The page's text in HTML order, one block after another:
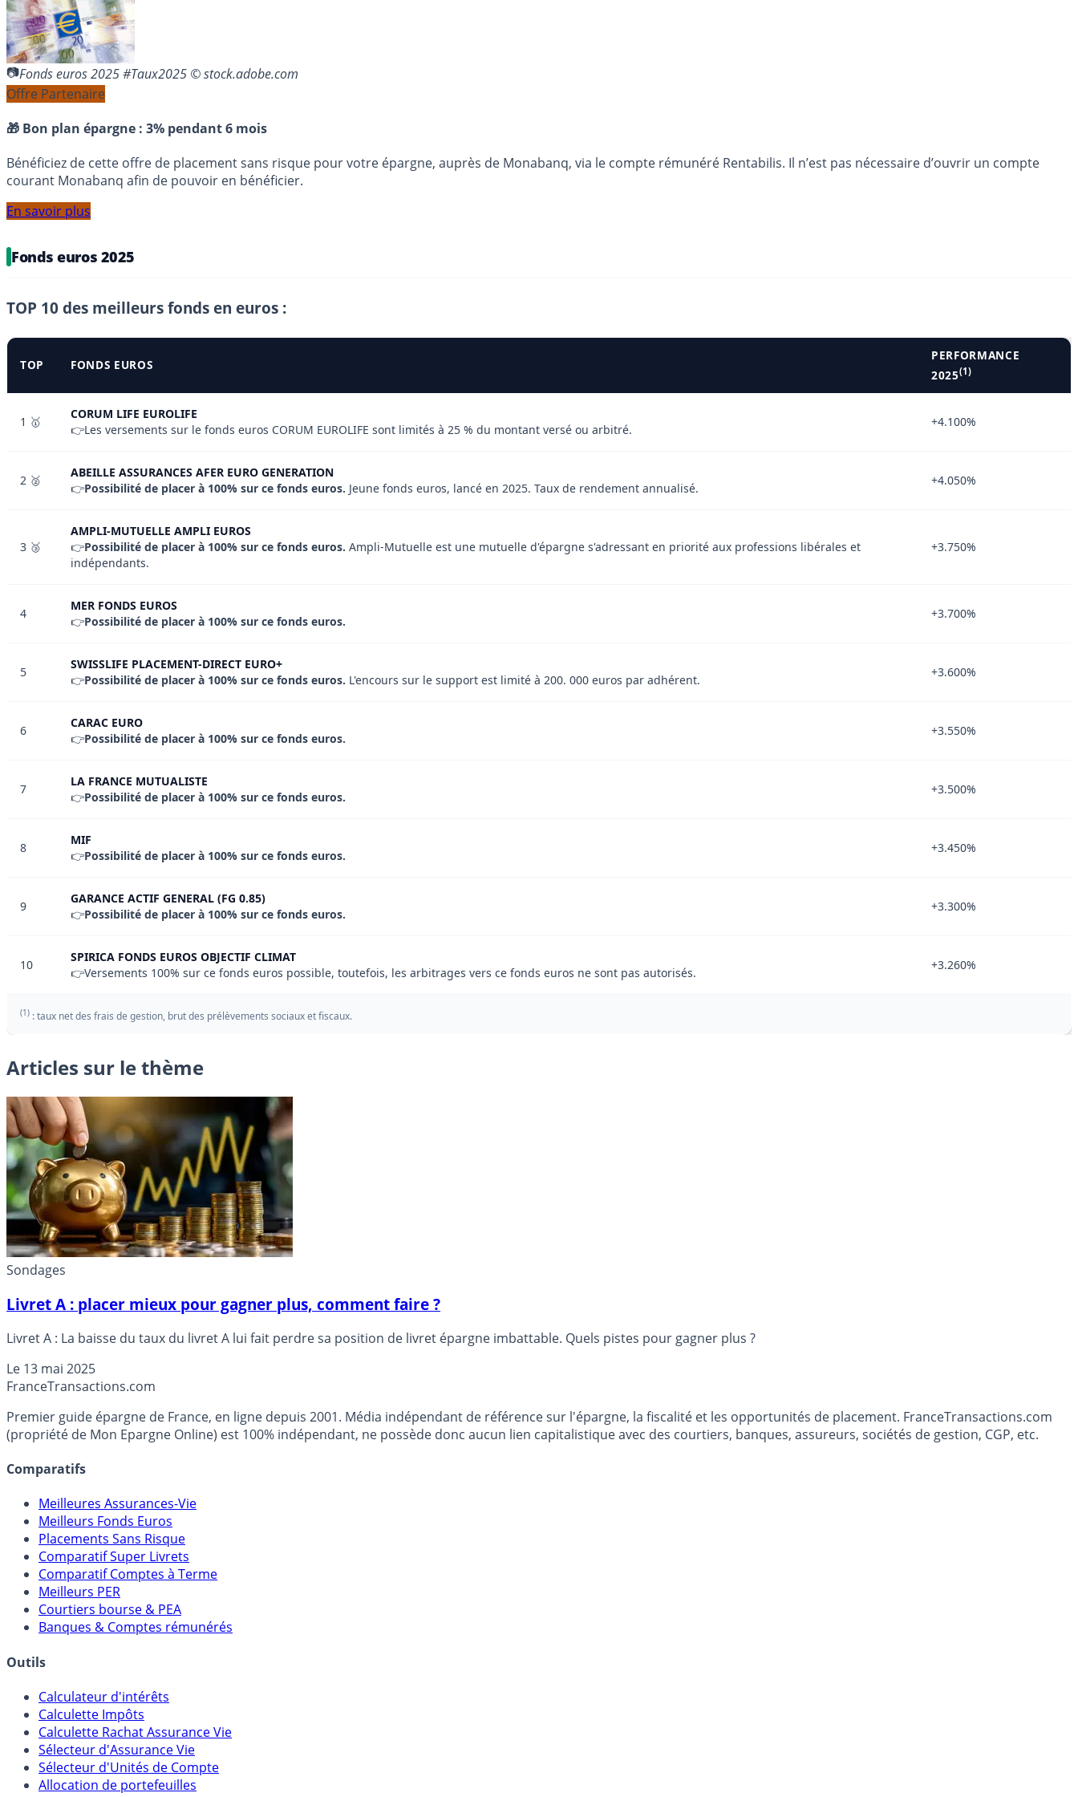
Fonds euros 2025 #Taux2025 © stock.adobe.com
Offre Partenaire
🎁 Bon plan épargne : 3% pendant 6 mois
Bénéficiez de cette offre de placement sans risque pour votre épargne, auprès de Monabanq, via le compte rémunéré Rentabilis. Il n’est pas nécessaire d’ouvrir un compte
courant Monabanq afin de pouvoir en bénéficier.
En savoir plus
Fonds euros 2025
TOP 10 des meilleurs fonds en euros :
TOP FONDS EUROS
PERFORMANCE
2025(1)
1 🥇
CORUM LIFE EUROLIFE
👉Les versements sur le fonds euros CORUM EUROLIFE sont limités à 25 % du montant versé ou arbitré.
+4.100%
2 🥈
ABEILLE ASSURANCES AFER EURO GENERATION
👉Possibilité de placer à 100% sur ce fonds euros. Jeune fonds euros, lancé en 2025. Taux de rendement annualisé.
+4.050%
3 🥉
AMPLI-MUTUELLE AMPLI EUROS
👉Possibilité de placer à 100% sur ce fonds euros. Ampli-Mutuelle est une mutuelle d'épargne s'adressant en priorité aux professions libérales et
indépendants.
+3.750%
4
MER FONDS EUROS
👉Possibilité de placer à 100% sur ce fonds euros.
+3.700%
5
SWISSLIFE PLACEMENT-DIRECT EURO+
👉Possibilité de placer à 100% sur ce fonds euros. L'encours sur le support est limité à 200. 000 euros par adhérent.
+3.600%
6
CARAC EURO
👉Possibilité de placer à 100% sur ce fonds euros.
+3.550%
7
LA FRANCE MUTUALISTE
👉Possibilité de placer à 100% sur ce fonds euros.
+3.500%
8
MIF
👉Possibilité de placer à 100% sur ce fonds euros.
+3.450%
9
GARANCE ACTIF GENERAL (FG 0.85)
👉Possibilité de placer à 100% sur ce fonds euros.
+3.300%
10
SPIRICA FONDS EUROS OBJECTIF CLIMAT
👉Versements 100% sur ce fonds euros possible, toutefois, les arbitrages vers ce fonds euros ne sont pas autorisés.
+3.260%
(1) : taux net des frais de gestion, brut des prélèvements sociaux et fiscaux.
Articles sur le thème
Sondages
Livret A : placer mieux pour gagner plus, comment faire ?
Livret A : La baisse du taux du livret A lui fait perdre sa position de livret épargne imbattable. Quels pistes pour gagner plus ?
Le 13 mai 2025
FranceTransactions.com
Premier guide épargne de France, en ligne depuis 2001. Média indépendant de référence sur l'épargne, la fiscalité et les opportunités de placement. FranceTransactions.com
(propriété de Mon Epargne Online) est 100% indépendant, ne possède donc aucun lien capitalistique avec des courtiers, banques, assureurs, sociétés de gestion, CGP, etc.
Comparatifs
Meilleures Assurances-Vie
Meilleurs Fonds Euros
Placements Sans Risque
Comparatif Super Livrets
Comparatif Comptes à Terme
Meilleurs PER
Courtiers bourse & PEA
Banques & Comptes rémunérés
Outils
Calculateur d'intérêts
Calculette Impôts
Calculette Rachat Assurance Vie
Sélecteur d'Assurance Vie
Sélecteur d'Unités de Compte
Allocation de portefeuilles